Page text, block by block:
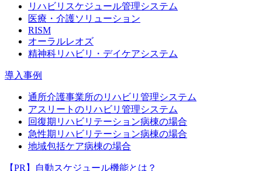
リハビリスケジュール管理システム
医療・介護ソリューション
RISM
オーラルレオズ
精神科リハビリ・デイケアシステム
導入事例
通所介護事業所のリハビリ管理システム
アスリートのリハビリ管理システム
回復期リハビリテーション病棟の場合
急性期リハビリテーション病棟の場合
地域包括ケア病棟の場合
【PR】自動スケジュール機能とは？